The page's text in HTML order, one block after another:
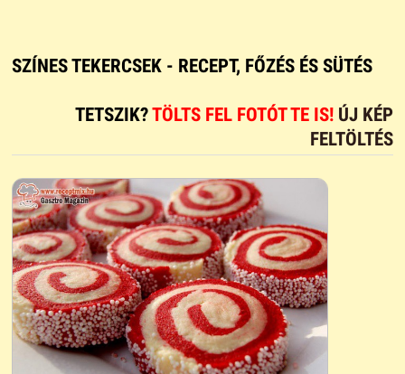
SZÍNES TEKERCSEK - RECEPT, FŐZÉS ÉS SÜTÉS
TETSZIK?TÖLTS FEL FOTÓT TE IS! ÚJ KÉP
FELTÖLTÉS